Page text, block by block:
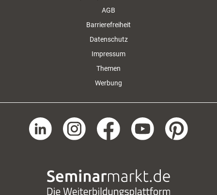
AGB
Barrierefreiheit
Datenschutz
Impressum
Themen
Werbung